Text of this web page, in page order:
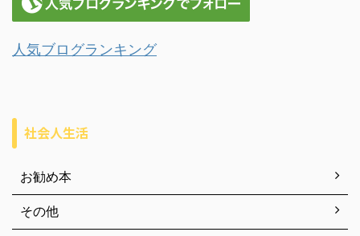
人気ブログランキング
社会人生活
お勧め本
その他